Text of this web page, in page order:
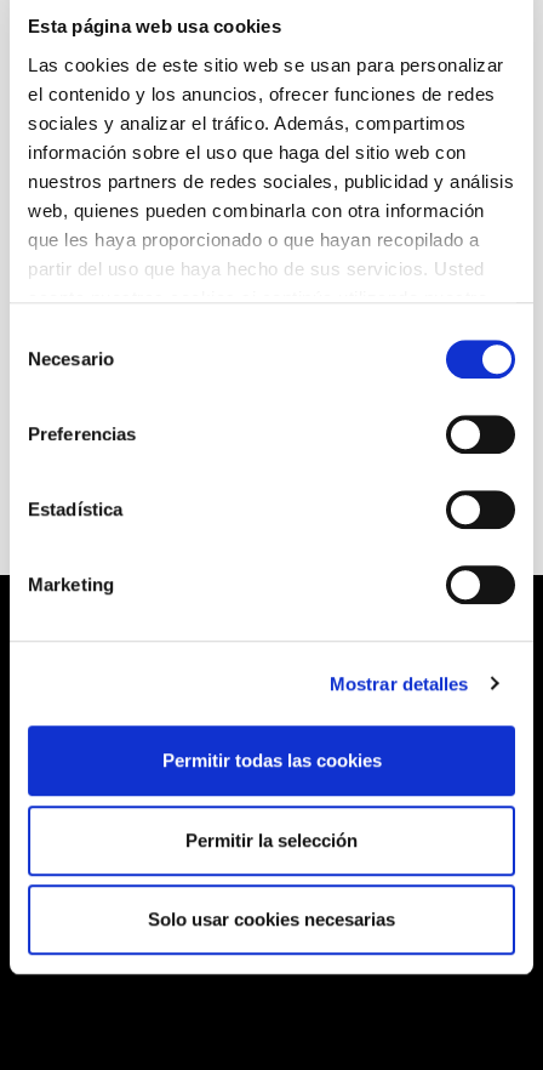
Esta página web usa cookies
Las cookies de este sitio web se usan para personalizar
el contenido y los anuncios, ofrecer funciones de redes
sociales y analizar el tráfico. Además, compartimos
información sobre el uso que haga del sitio web con
nuestros partners de redes sociales, publicidad y análisis
web, quienes pueden combinarla con otra información
que les haya proporcionado o que hayan recopilado a
partir del uso que haya hecho de sus servicios. Usted
Necesario
Preferencias
Estadística
Marketing
Mostrar detalles
Permitir todas las cookies
Permitir la selección
Solo usar cookies necesarias
de haber enviudado por segunda vez. Sus cinco
hijas, víctimas de la rigidez de la madre, se ven
encadenadas a la casa familiar, cerrada a cal y
canto por la sombra de la muerte e invadida por
el hombre que llevará la desgracia a la casa de la
familia. Un drama rural sobre cómo los valores
sociales y el fanatismo son capaces de sofocar
las ansias de libertad y las raíces del deseo.
Espectáculo en castellano.
Autoría